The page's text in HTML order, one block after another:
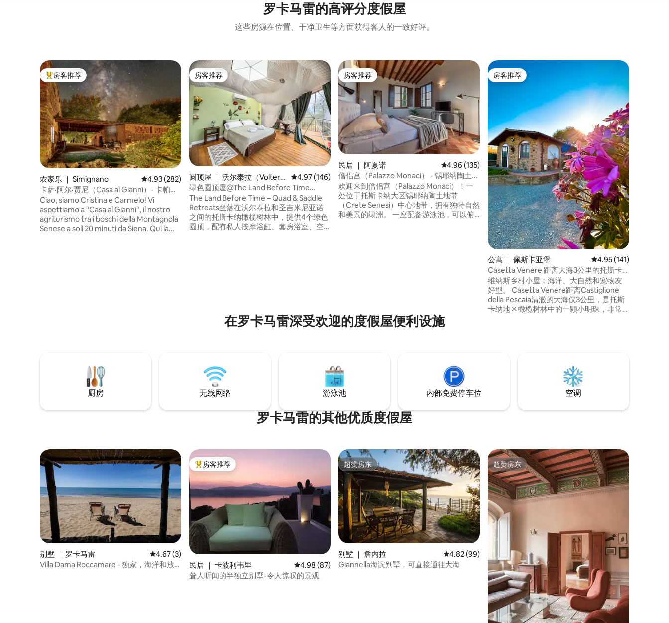
罗卡马雷的高评分度假屋
这些房源在位置、干净卫生等方面获得客人的一致好评。
热门「房客推荐」
房客推荐
农家乐 ｜ Simignano 平均评分 4.93 分（满分 5 分），共 282 条评价
4.93 (282)
卡萨·阿尔·贾尼（Casa al Gianni）- 卡帕纳
（Capanna）
Ciao, siamo Cristina e Carmelo! Vi
aspettiamo a "Casa al Gianni", il nostro
agriturismo tra i boschi della Montagnola
Senese a soli 20 minuti da Siena. Qui la
房客推荐
房客推荐
圆顶屋 ｜ 沃尔泰拉（Volterr
a）
平均评分 4.97 分（满分 5 分），共 146 条评价
4.97 (146)
绿色圆顶屋@The Land Before Time
Retreats
The Land Before Time – Quad & Saddle
Retreats坐落在沃尔泰拉和圣吉米尼亚诺
之间的托斯卡纳橄榄树林中，提供4个绿色
圆顶，配有私人按摩浴缸、套房浴室、空
房客推荐
房客推荐
民居 ｜ 阿夏诺 平均评分 4.96 分（满分 5 分），共 135 条评价
4.96 (135)
僧侣宫（Palazzo Monaci） - 锡耶纳陶土地
中的游泳池
欢迎来到僧侣宫（Palazzo Monaci）！一
处位于托斯卡纳大区锡耶纳陶土地带
（Crete Senesi）中心地带，拥有独特自然
和美景的绿洲。 一座配备游泳池，可以俯
房客推荐
房客推荐
公寓 ｜ 佩斯卡亚堡 平均评分 4.95 分（满
4.95 (141)
Casetta Venere 距离大海3公里的托斯卡
纳休闲地
维纳斯乡村小屋：海洋、大自然和宠物友
好型。 Casetta Venere距离Castiglione
della Pescaia清澈的大海仅3公里，是托斯
卡纳地区橄榄树林中的一颗小明珠，非常
在罗卡马雷深受欢迎的度假屋便利设施
厨房 无线网络 游泳池 内部免费停车位 空调
罗卡马雷的其他优质度假屋
别墅 ｜ 罗卡马雷 平均评分 4.67 分（满分 5 分），共 3 条评价
4.67 (3)
Villa Dama Roccamare - 独家，海洋和放
热门「房客推荐」
房客推荐
民居 ｜ 卡波利韦里 平均评分 4.98 分（满分 5 分），共 87 条评价
4.98 (87)
耸人听闻的半独立别墅-令人惊叹的景观
超赞房东
超赞房东
别墅 ｜ 詹内拉 平均评分 4.82 分（满分 5 分），共 99 条评价
4.82 (99)
Giannella海滨别墅，可直接通往大海
超赞房东
超赞房东